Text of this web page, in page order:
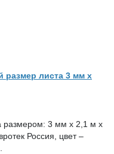
размер листа 3 мм x
размером: 3 мм х 2,1 м х
Россия, цвет –